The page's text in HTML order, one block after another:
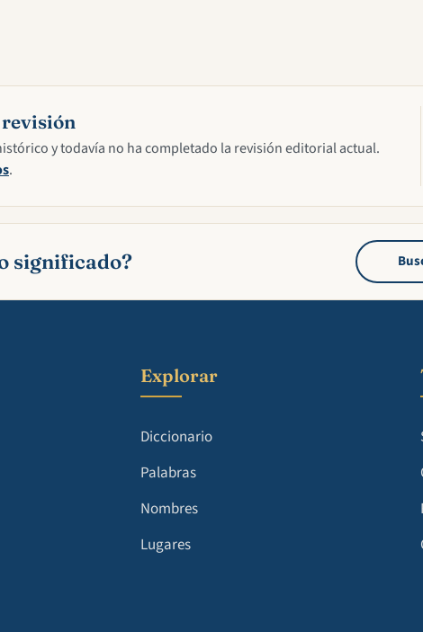
y todavía no ha completado la revisión editorial actual.
.
significado?
Explorar
Diccionario
Palabras
Nombres
Lugares